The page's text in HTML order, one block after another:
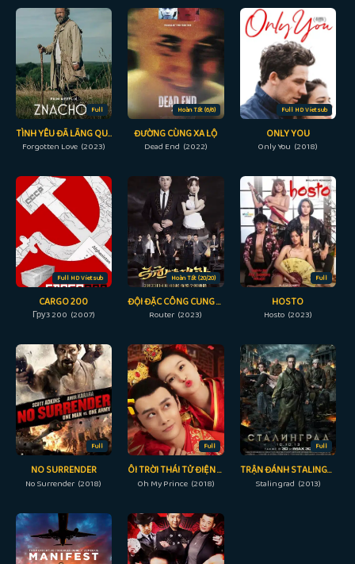
Full
TÌNH YÊU ĐÃ LÃNG QUÊN
Forgotten Love (2023)
Hoàn Tất (6/6)
ĐƯỜNG CÙNG XA LỘ
Dead End (2022)
Full HD Vietsub
ONLY YOU
Only You (2018)
Full HD Vietsub
CARGO 200
Груз 200 (2007)
Hoàn Tất (20/20)
ĐỘI ĐẶC CÔNG CUNG NGUYÊN
Router (2023)
Full
HOSTO
Hosto (2023)
Full
NO SURRENDER
No Surrender (2018)
Full
ÔI TRỜI THÁI TỬ ĐIỆN HẠ CỦA TÔI
Oh My Prince (2018)
Full
TRẬN ĐÁNH STALINGRAD
Stalingrad (2013)